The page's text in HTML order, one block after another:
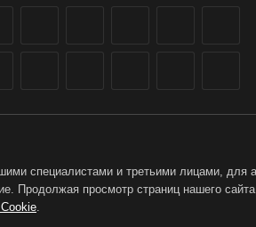
– интернет-магазин
специалистами и третьими лицами, для
Продолжая просмотр страниц нашего
.